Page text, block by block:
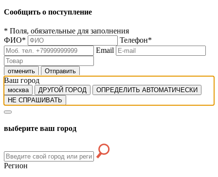
Сообщить о поступление
* Поля, обязательные для заполнения
ФИО* Телефон*
Email
отменить Отправить
Ваш город
москва ДРУГОЙ ГОРОД
ОПРЕДЕЛИТЬ АВТОМАТИЧЕСКИ
НЕ СПРАШИВАТЬ
выберите ваш город
Регион